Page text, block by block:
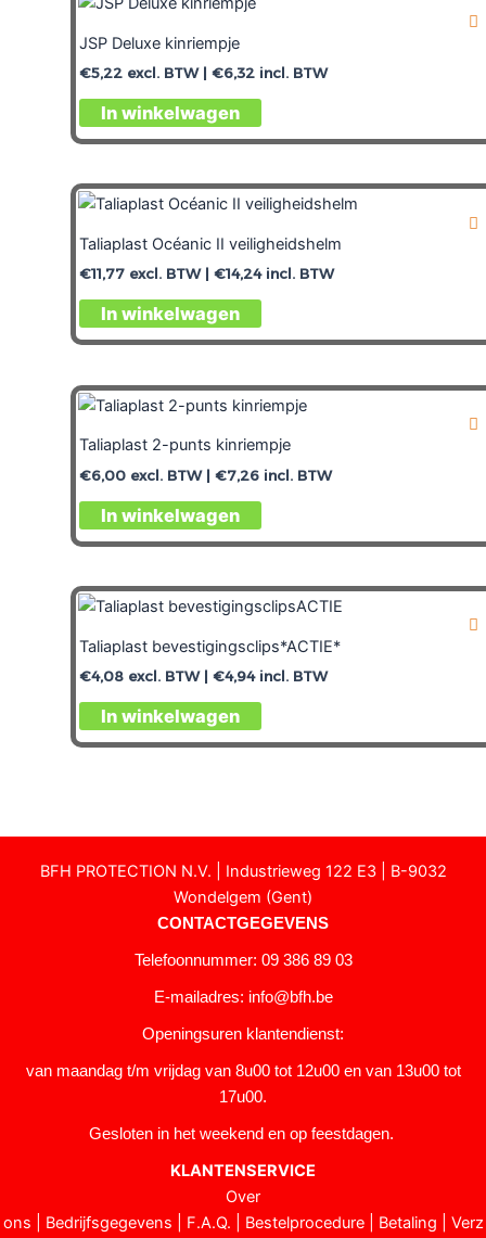
JSP Deluxe kinriempje
€5,22 excl. BTW | €6,32 incl. BTW
In winkelwagen
Taliaplast Océanic II veiligheidshelm
€11,77 excl. BTW | €14,24incl. BTW
In winkelwagen
Taliaplast 2-punts kinriempje
€6,00 excl. BTW | €7,26 incl. BTW
In winkelwagen
Taliaplast bevestigingsclips*ACTIE*
€4,08 excl. BTW | €4,94incl. BTW
In winkelwagen
BFH PROTECTION N.V. | Industrieweg 122 E3 | B-9032
Wondelgem (Gent)
CONTACTGEGEVENS
Telefoonnummer: 09 386 89 03
E-mailadres: info@bfh.be
Openingsuren klantendienst:
van maandag t/m vrijdag van 8u00 tot 12u00 en van 13u00 tot
17u00.
Gesloten in het weekend en op feestdagen.
KLANTENSERVICE
Over
ons
Bedrijfsgegevens F.A.Q. Bestelprocedure| Betaling Verz